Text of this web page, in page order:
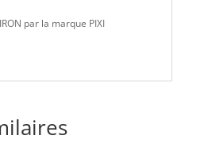
par la marque PIXI